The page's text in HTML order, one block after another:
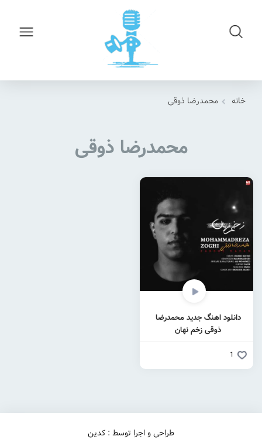
خانه محمدرضا ذوقی
محمدرضا ذوقی
دانلود اهنگ جدید محمدرضا
ذوقی زخم نهان
1
طراحی و اجرا توسط : کدین